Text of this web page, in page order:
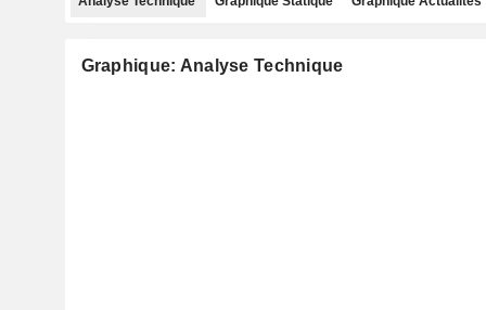
Graphique: Analyse Technique